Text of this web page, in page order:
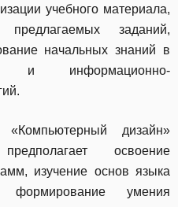
учебного материала,
заданий,
начальных знаний в
и информационно-
«Компьютерный дизайн»
освоение
изучение основ языка
формирование умения